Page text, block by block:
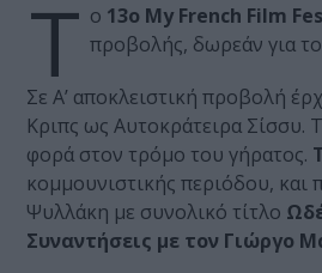
Τ ο 13ο My French Film
προβολής, δωρεάν για
Σε Α’ αποκλειστική προβολή
Κριπς ως Αυτοκράτειρα Σίσσυ.
φορά στον τρόμο του γήρατος.
κομμουνιστικής περιόδου,
Ψυλλάκη με συνολικό τίτλο
Συναντήσεις με τον Γιώργο